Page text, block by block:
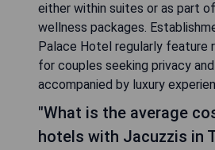
either within suites or as part
wellness packages.
Palace Hotel regularly feature
for couples seeking privacy
accompanied by luxury
"What is the average
hotels with Jacuzzis in